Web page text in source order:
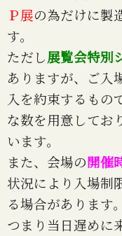
Ｐ展の為だけに製
す。
ただし展覧会特別
ありますが、ご入
入を約束するもの
な数を用意してお
います。
また、会場の開催
状況により入場制
る場合があります。
つまり当日遅めに